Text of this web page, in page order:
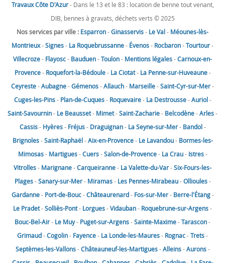
Travaux Côte D'Azur- Dans le 13 et le 83 : location de benne tout venant,
DIB, bennes à gravats, déchets verts © 2025
Nos services par ville : Esparron-Ginasservis- Le Val- Méounes-lès-
Montrieux-Signes- La Roquebrussanne- Évenos- Rocbaron-Tourtour-
Villecroze- Flayosc- Bauduen-Toulon- Mentions légales-Carnoux-en-
Provence- Roquefort-la-Bédoule- La Ciotat- La Penne-sur-Huveaune-
Ceyreste-Aubagne-Gémenos-Allauch- Marseille-Saint-Cyr-sur-Mer-
Cuges-les-Pins- Plan-de-Cuques- Roquevaire- La Destrousse-Auriol-
Saint-Savournin- Le Beausset- Mimet-Saint-Zacharie- Belcodène-Arles-
Cassis- Hyères- Fréjus- Draguignan- La Seyne-sur-Mer- Bandol-
Brignoles-Saint-Raphaël-Aix-en-Provence- Le Lavandou- Bormes-les-
Mimosas- Martigues-Cuers-Salon-de-Provence- La Crau- Istres-
Vitrolles- Marignane-Carqueiranne- La Valette-du-Var-Six-Fours-les-
Plages-Sanary-sur-Mer- Miramas- Les Pennes-Mirabeau-Ollioules-
Gardanne- Port-de-Bouc-Châteaurenard- Fos-sur-Mer- Berre-l'Étang-
Le Pradet-Solliès-Pont- Lorgues-Vidauban- Roquebrune-sur-Argens-
Bouc-Bel-Air- Le Muy- Puget-sur-Argens-Sainte-Maxime-Tarascon-
Grimaud-Cogolin- Fayence- La Londe-les-Maures- Rognac-Trets-
Septèmes-les-Vallons-Châteauneuf-les-Martigues-Alleins-Aurons-